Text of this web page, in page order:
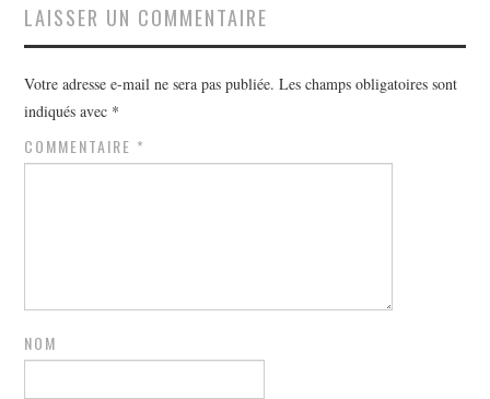
LAISSER UN COMMENTAIRE
Votre adresse e-mail ne sera pas publiée. Les champs obligatoires sont
indiqués avec *
COMMENTAIRE *
NOM